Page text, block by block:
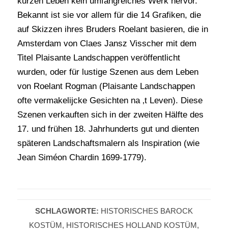
Bekannt ist sie vor allem für die 14 Grafiken, die
auf Skizzen ihres Bruders Roelant basieren, die in
Amsterdam von Claes Jansz Visscher mit dem
Titel Plaisante Landschappen veröffentlicht
wurden, oder für lustige Szenen aus dem Leben
von Roelant Rogman (Plaisante Landschappen
ofte vermakelijcke Gesichten na ‚t Leven). Diese
Szenen verkauften sich in der zweiten Hälfte des
17. und frühen 18. Jahrhunderts gut und dienten
späteren Landschaftsmalern als Inspiration (wie
Jean Siméon Chardin 1699-1779).
SCHLAGWORTE: HISTORISCHES BAROCK
KOSTÜM, HISTORISCHES HOLLAND KOSTÜM,